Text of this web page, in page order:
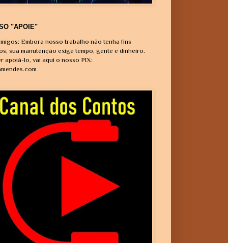
"APOIE"
Embora nosso trabalho não tenha fins
sua manutenção exige tempo, gente e dinheiro.
apoiá-lo, vai aqui o nosso PIX: